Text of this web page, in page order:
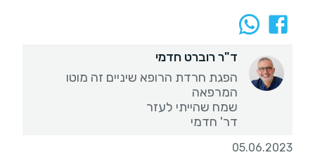
ד"ר רוברט חדמי
הפגת חרדת הרופא שיניים זה מוטו
דר' חדמי
05.06.2023